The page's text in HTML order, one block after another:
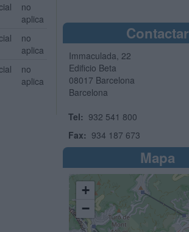
no
aplica
no
aplica
no
aplica
Contactar
Immaculada, 22
Edificio Beta
08017 Barcelona
Barcelona
Tel: 932 541 800
Fax: 934 187 673
Mapa
+
−